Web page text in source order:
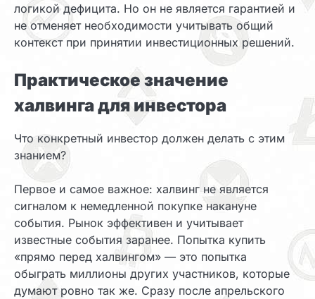
логикой дефицита. Но он не является гарантией и
не отменяет необходимости учитывать общий
контекст при принятии инвестиционных решений.
Практическое значение
халвинга для инвестора
Что конкретный инвестор должен делать с этим
знанием?
Первое и самое важное: халвинг не является
сигналом к немедленной покупке накануне
события. Рынок эффективен и учитывает
известные события заранее. Попытка купить
«прямо перед халвингом» — это попытка
обыграть миллионы других участников, которые
думают ровно так же. Сразу после апрельского